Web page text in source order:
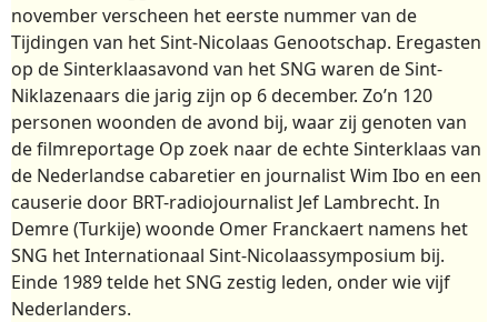
november verscheen het eerste nummer van de
Tijdingen van het Sint-Nicolaas Genootschap. Eregasten
op de Sinterklaasavond van het SNG waren de Sint-
Niklazenaars die jarig zijn op 6 december. Zo’n 120
personen woonden de avond bij, waar zij genoten van
de filmreportage Op zoek naar de echte Sinterklaas van
de Nederlandse cabaretier en journalist Wim Ibo en een
causerie door BRT-radiojournalist Jef Lambrecht. In
Demre (Turkije) woonde Omer Franckaert namens het
SNG het Internationaal Sint-Nicolaassymposium bij.
Einde 1989 telde het SNG zestig leden, onder wie vijf
Nederlanders.